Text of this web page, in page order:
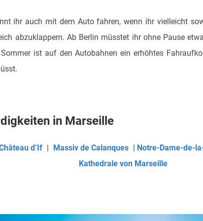
ihr auch mit dem Auto fahren, wenn ihr vielleicht
abzuklappern. Ab Berlin müsstet ihr ohne Pause
ist auf den Autobahnen ein erhöhtes
in Marseille
d’If | Massiv de Calanques | Notre-Dame-de-
Kathedrale von Marseille